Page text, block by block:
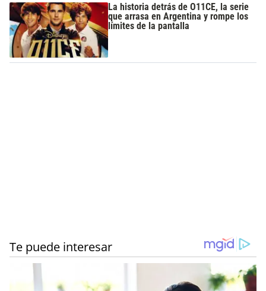
La historia detrás de O11CE, la serie
que arrasa en Argentina y rompe los
límites de la pantalla